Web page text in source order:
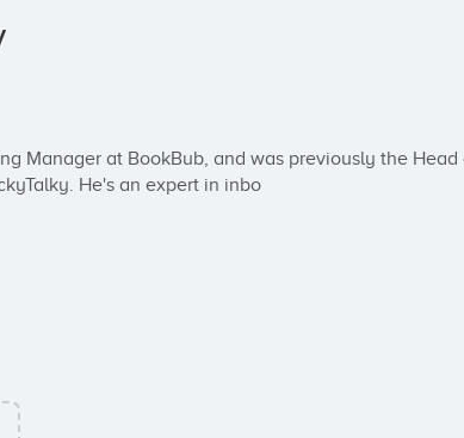
He's an expert in inbo